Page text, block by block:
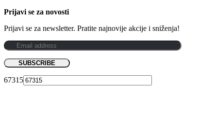
Prijavi se za novosti
Prijavi se za newsletter. Pratite najnovije akcije i sniženja!
67315